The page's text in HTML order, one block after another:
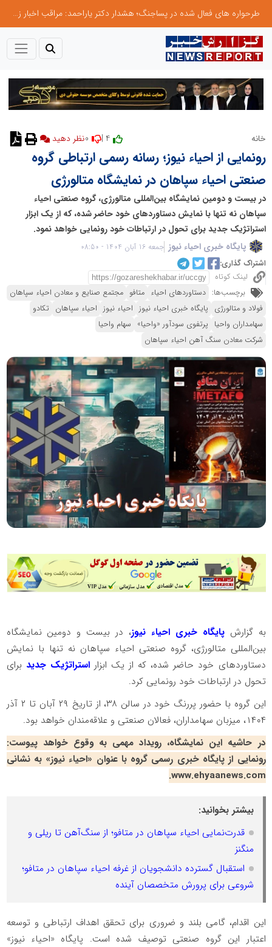
طرحواره های فعال شده در پساجنگ؛ هشدار دکتر یاراحمد: مراقب اخبار زرد و واکنش های هیجانی باشید
خانه
رونمایی از احیاء نیوز؛ رسانه رسمی ارتباطی گروه
صنعتی احیاء سپاهان در نمایشگاه متالورژی
در بیست و دومین نمایشگاه بین‌المللی متالورژی، گروه صنعتی احیاء
سپاهان نه تنها با نمایش دستاوردهای خود حاضر شده، که از یک ابزار
استراتژیک جدید برای تحول در ارتباطات خود رونمایی خواهد نمود.
پایگاه خبری احیاء نیوز جمعه 16 آبان 1404 - 08:50
اشتراک گذاری:
لینک کوتاه
برچسب‌ها: دستاوردهای احیاء متافو مجتمع صنایع و معادن احیاء سپاهان
فولاد و متالورژی پایگاه خبری احیاء نیوز احیاء نیوز احیاء سپاهان تکادو
سهامداران واحیا پرتفوی سودآور «واحیا» سهام واحیا
شرکت معادن سنگ آهن احیاء سپاهان
به گزارش پایگاه خبری احیاء نیوز، در بیست و دومین نمایشگاه
بین‌المللی متالورژی، گروه صنعتی احیاء سپاهان نه تنها با نمایش
دستاوردهای خود حاضر شده، که از یک ابزار استراتژیک جدیدبرای
تحول در ارتباطات خود رونمایی کرد.
این گروه با حضور پررنگ خود در سالن ۳۸، از تاریخ ۲۹ آبان تا ۲ آذر
۱۴۰۴، میزبان سهامداران، فعالان صنعتی و علاقه‌مندان خواهد بود.
در حاشیه این نمایشگاه، رویداد مهمی به وقوع خواهد پیوست:
رونمایی از پایگاه خبری رسمی گروه با عنوان «احیاء نیوز» به نشانی
www.ehyaanews.com.
بیشتر بخوانید:
قدرت‌نمایی احیاء سپاهان در متافو؛ از سنگ‌آهن تا ریلی و
منگنز
استقبال گسترده دانشجویان از غرفه احیاء سپاهان در متافو؛
شروعی برای پرورش متخصصان آینده
این اقدام، گامی بلند و ضروری برای تحقق اهداف ارتباطی و توسعه
اعتبار این گروه صنعتی توصیف شده است. پایگاه «احیاء نیوز»